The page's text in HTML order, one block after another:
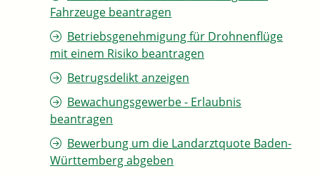
Fahrzeuge beantragen
Betriebsgenehmigung für Drohnenflüge
mit einem Risiko beantragen
Betrugsdelikt anzeigen
Bewachungsgewerbe - Erlaubnis
beantragen
Bewerbung um die Landarztquote Baden-
Württemberg abgeben